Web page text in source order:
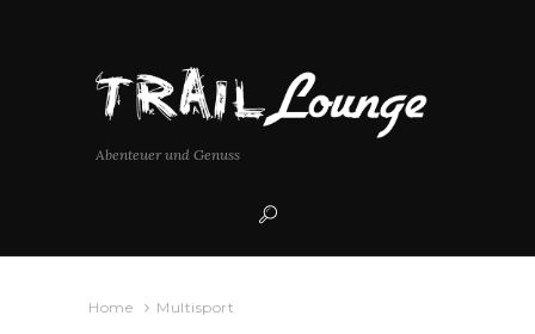
Abenteuer und Genuss
Home Multisport